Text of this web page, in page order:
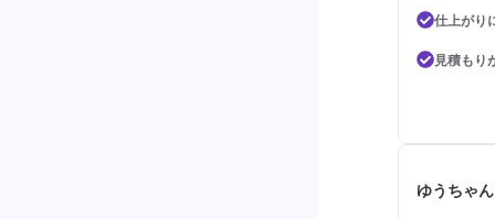
仕上がり
見積もり
ゆうちゃ